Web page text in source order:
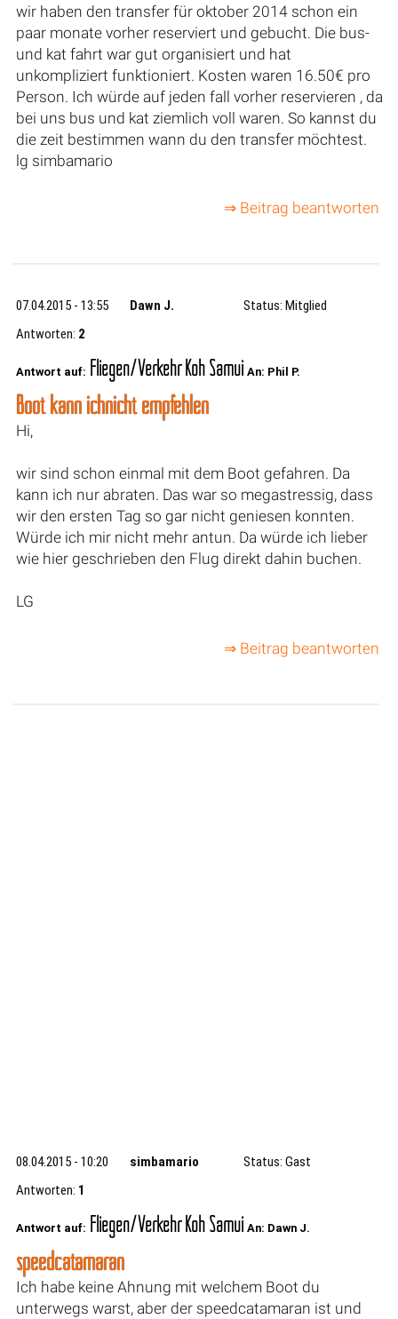
wir haben den transfer für oktober 2014 schon ein
paar monate vorher reserviert und gebucht. Die bus-
und kat fahrt war gut organisiert und hat
unkompliziert funktioniert. Kosten waren 16.50€ pro
Person. Ich würde auf jeden fall vorher reservieren , da
bei uns bus und kat ziemlich voll waren. So kannst du
die zeit bestimmen wann du den transfer möchtest.
lg simbamario
⇒ Beitrag beantworten
07.04.2015 - 13:55 Dawn J.
Status: Mitglied
Antworten: 2
Antwort auf: Fliegen/Verkehr Koh Samui An: Phil P.
Boot kann ichnicht empfehlen
Hi,
wir sind schon einmal mit dem Boot gefahren. Da
kann ich nur abraten. Das war so megastressig, dass
wir den ersten Tag so gar nicht geniesen konnten.
Würde ich mir nicht mehr antun. Da würde ich lieber
wie hier geschrieben den Flug direkt dahin buchen.
LG
⇒ Beitrag beantworten
08.04.2015 - 10:20 simbamario
Status: Gast
Antworten: 1
Antwort auf: Fliegen/Verkehr Koh Samui An: Dawn J.
speedcatamaran
Ich habe keine Ahnung mit welchem Boot du
unterwegs warst, aber der speedcatamaran ist und